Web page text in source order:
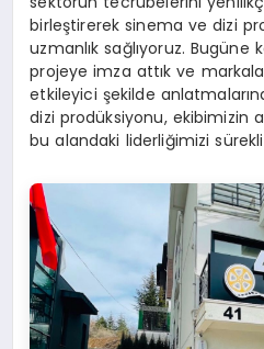
birleştirerek sinema ve dizi
uzmanlık sağlıyoruz. Bugüne
projeye imza attık ve
etkileyici şekilde
dizi prodüksiyonu, ekibimizin
bu alandaki liderliğimizi